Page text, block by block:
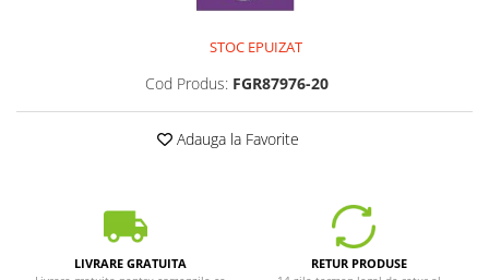
STOC EPUIZAT
Cod Produs: FGR87976-20
Adauga la Favorite
LIVRARE GRATUITA RETUR PRODUSE